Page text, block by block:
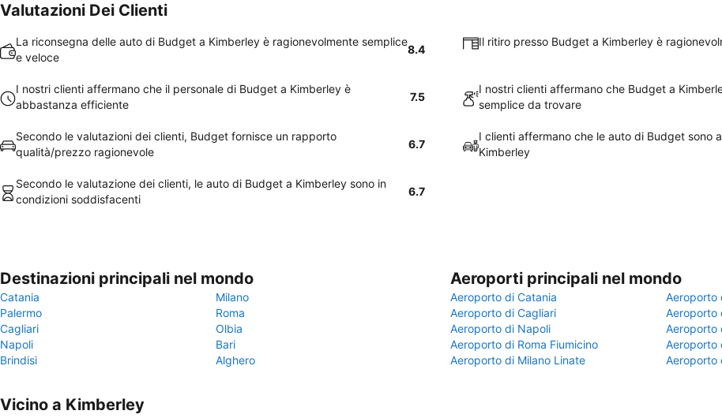
Valutazioni Dei Clienti
La riconsegna delle auto di Budget a Kimberley è ragionevolmente semplice
e veloce
8.4
Il ritiro presso Budget a Kimberley è
I nostri clienti affermano che il personale di Budget a Kimberley è
abbastanza efficiente
7.5
I nostri clienti affermano che Budget a
semplice da trovare
Secondo le valutazioni dei clienti, Budget fornisce un rapporto
qualità/prezzo ragionevole
6.7
I clienti affermano che le auto di Budget sono
Kimberley
Secondo le valutazione dei clienti, le auto di Budget a Kimberley sono in
condizioni soddisfacenti
6.7
Destinazioni principali nel mondo
Catania
Milano
Palermo
Roma
Cagliari
Olbia
Napoli
Bari
Brindisi
Alghero
Aeroporti principali nel mondo
Aeroporto di Catania
Aeroporto
Aeroporto di Cagliari
Aeroporto
Aeroporto di Napoli
Aeroporto
Aeroporto di Roma Fiumicino
Aeroporto
Aeroporto di Milano Linate
Aeroporto
Vicino a Kimberley